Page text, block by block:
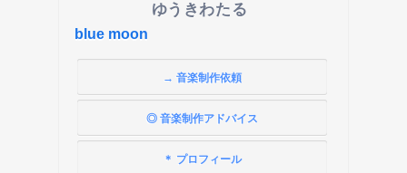
ゆうきわたる
blue moon
→ 音楽制作依頼
◎ 音楽制作アドバイス
＊ プロフィール